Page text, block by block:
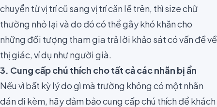
chuyển từ vị trí cũ sang vị trí căn lề trên, thì size chữ
thường nhỏ lại và do đó có thể gây khó khăn cho
những đối tượng tham gia trả lời khảo sát có vấn đề về
thị giác, ví dụ như người già.
3. Cung cấp chú thích cho tất cả các nhãn bị ẩn
Nếu vì bất kỳ lý do gì mà trường không có một nhãn
dán đi kèm, hãy đảm bảo cung cấp chú thích để khách